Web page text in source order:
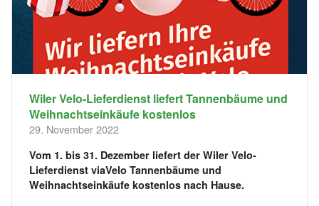
Wiler Velo-Lieferdienst liefert Tannenbäume und
Weihnachtseinkäufe kostenlos
29. November 2022
Vom 1. bis 31. Dezember liefert der Wiler Velo-
Lieferdienst viaVelo Tannenbäume und
Weihnachtseinkäufe kostenlos nach Hause.